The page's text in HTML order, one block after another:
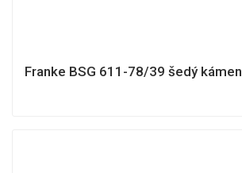
Franke BSG 611-78/39 šedý kámen